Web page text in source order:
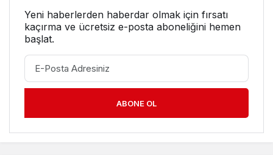
Yeni haberlerden haberdar olmak için fırsatı
kaçırma ve ücretsiz e-posta aboneliğini hemen
başlat.
ABONE OL